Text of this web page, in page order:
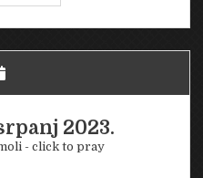
26.
srpanj
2023.
2023.
- click to pray